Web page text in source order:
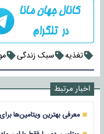
تغذیه سبک زندگی
اخبار مرتبط
معرفی بهترین ویتامین‌ها